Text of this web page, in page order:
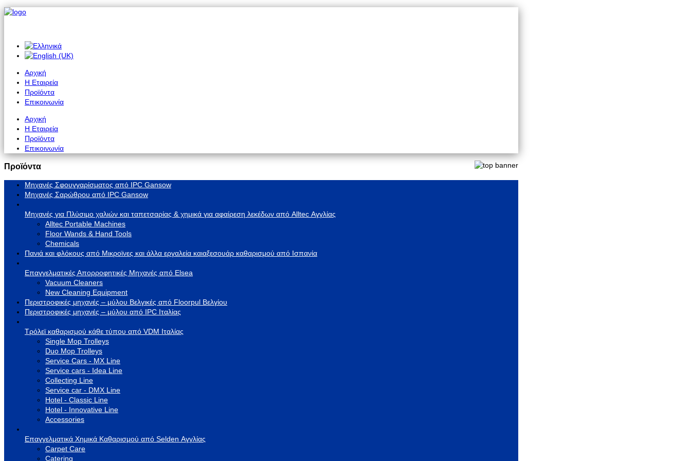
Αρχική
Η Εταιρεία
Προϊόντα
Επικοινωνία
Αρχική
Η Εταιρεία
Προϊόντα
Επικοινωνία
Προϊόντα
Μηχανές Σφουγγαρίσματος από IPC Gansow
Μηχανές Σαρώθρου από IPC Gansow
Μηχανές για Πλύσιμο χαλιών και ταπετσαρίας & χημικά για αφαίρεση λεκέδων από Alltec Αγγλίας
Alltec Portable Machines
Floor Wands & Hand Tools
Chemicals
Πανιά και φλόκους από Μικροϊνες και άλλα εργαλεία καιαξεσουάρ καθαρισμού από Ισπανία
Επαγγελματικές Απορροφητικές Μηχανές από Elsea
Vacuum Cleaners
New Cleaning Equipment
Περιστροφικές μηχανές – μύλου Βελγικές από Floorpul Βελγίου
Περιστροφικές μηχανές – μύλου από IPC Ιταλίας
Τρόλεϊ καθαρισμού κάθε τύπου από VDM Ιταλίας
Single Mop Trolleys
Duo Mop Trolleys
Service Cars - MX Line
Service cars - Idea Line
Collecting Line
Service car - DMX Line
Hotel - Classic Line
Hotel - Innovative Line
Accessories
Επαγγελματικά Χημικά Καθαρισμού από Selden Αγγλίας
Carpet Care
Catering